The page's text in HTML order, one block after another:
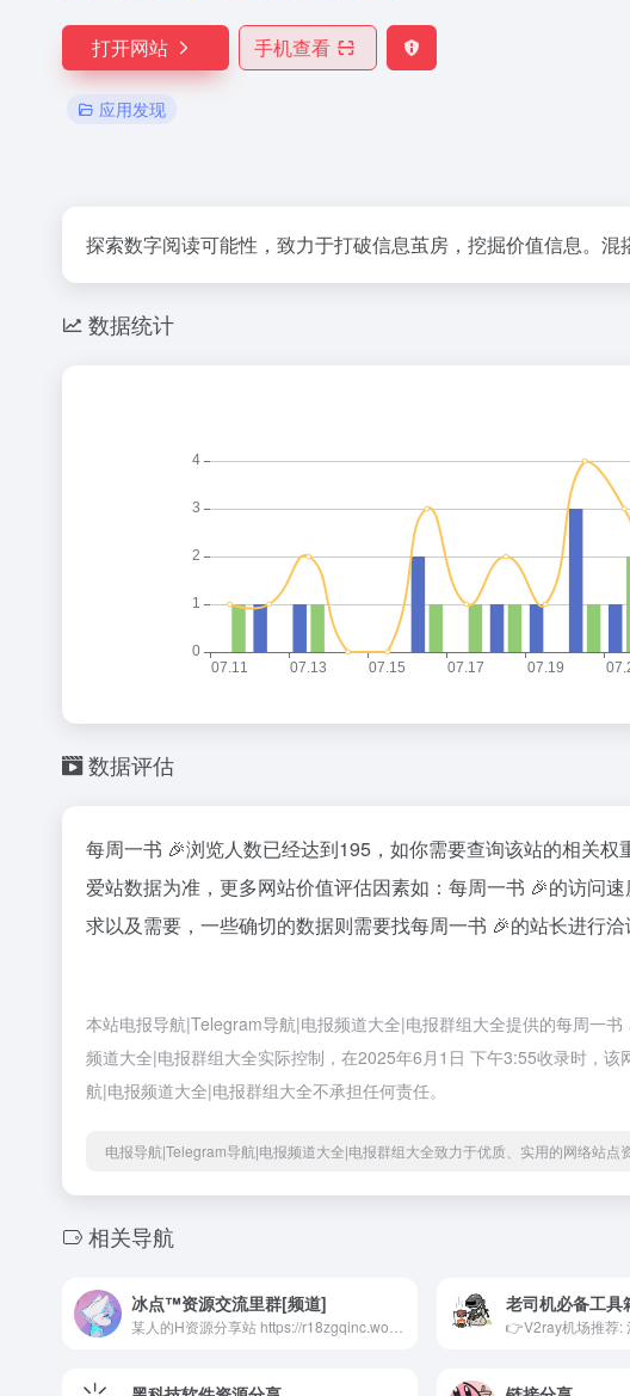
打开网站 手机查看
应用发现
探索数字阅读可能性，致力于打破信息茧房，挖掘价值信息。混
数据统计
数据评估
每周一书 🎉浏览人数已经达到195，如你需要查询该站的相关权
爱站数据为准，更多网站价值评估因素如：每周一书 🎉的访问
求以及需要，一些确切的数据则需要找每周一书 🎉的站长进行
本站电报导航|Telegram导航|电报频道大全|电报群组大全提供的每周一
频道大全|电报群组大全实际控制，在2025年6月1日 下午3:55收录时，
航|电报频道大全|电报群组大全不承担任何责任。
电报导航|Telegram导航|电报频道大全|电报群组大全致力于优质、实用的网络站点
相关导航
冰点™资源交流里群[频道] 老司机必备工具